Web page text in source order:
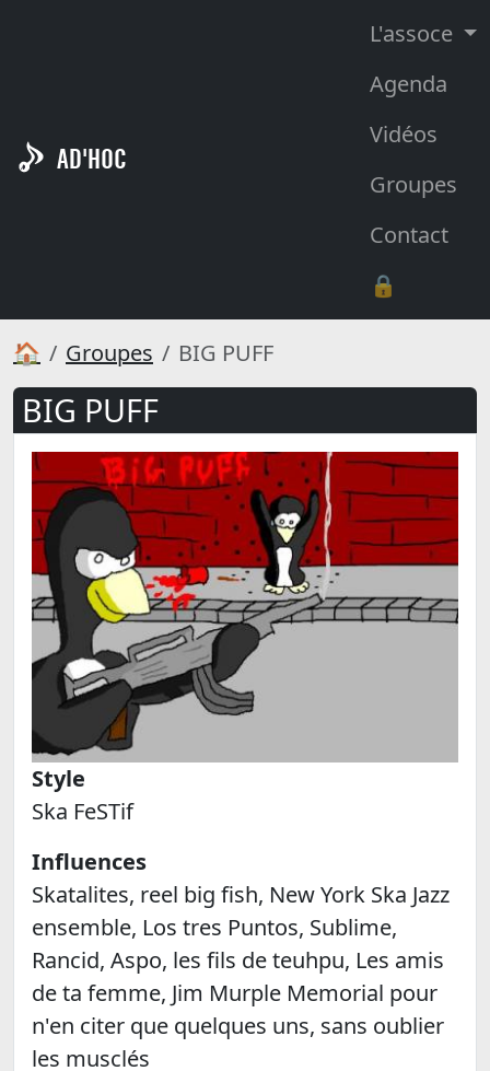
AD'HOC
L'assoce
Agenda
Vidéos
Groupes
Contact
🔒
🏠 Groupes BIG PUFF
BIG PUFF
Style
Ska FeSTif
Influences
Skatalites, reel big fish, New York Ska Jazz
ensemble, Los tres Puntos, Sublime,
Rancid, Aspo, les fils de teuhpu, Les amis
de ta femme, Jim Murple Memorial pour
n'en citer que quelques uns, sans oublier
les musclés